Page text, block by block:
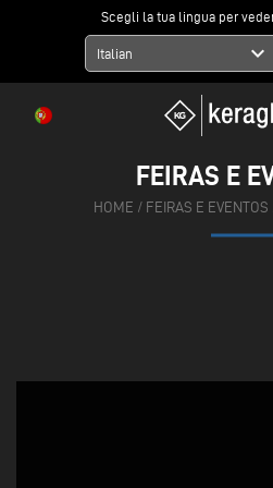
Scegli la tua lingua per
Italian expand_more
FEIRAS E
HOME / FEIRAS E EVENTOS